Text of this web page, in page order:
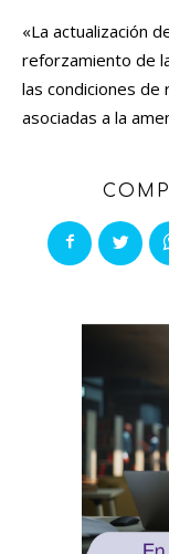
«La actualización
reforzamiento de
las condiciones de
asociadas a la